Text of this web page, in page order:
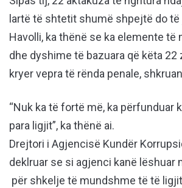
lartë të shtetit shumë shpejtë do të
Havolli, ka thënë se ka elemente
dhe dyshime të bazuara që këta 22
kryer vepra të rënda penale,
“Nuk ka të fortë më, ka përfunduar
para ligjit”, ka thënë ai.
Drejtori i Agjencisë Kundër
deklruar se si agjenci kanë lëshuar
për shkelje të mundshme të të